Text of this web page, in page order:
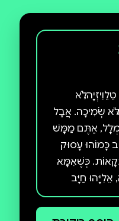
לֹא
לֹא שְׂמִיכָה. אֲבָל
אַתֶּם מַמָּשׁ
כָּמוֹהוּ עָסוּק
כְּשֶׁאִמָּא
חַיָּב
מֵרָעָב.
מְיֻחָדִים -